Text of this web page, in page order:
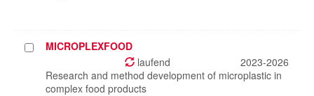
ProjektMICROPLEXFOOD
laufend
2023-2026
Research and method development of microplastic in
complex food products